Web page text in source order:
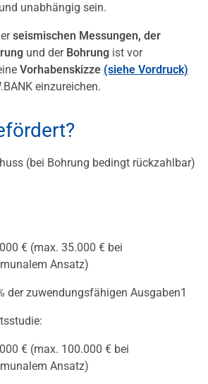
unabhängig sein.
seismischen Messungen, der
und der Bohrung ist vor
Vorhabenskizze (siehe Vordruck)
einzureichen.
(bei Bohrung bedingt rückzahlbar)
€ (max. 35.000 € bei
Ansatz)
der zuwendungsfähigen Ausgaben1
€ (max. 100.000 € bei
Ansatz)